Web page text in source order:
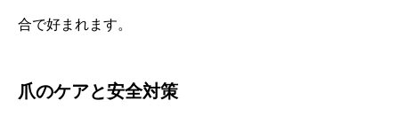
合で好まれます。
爪のケアと安全対策